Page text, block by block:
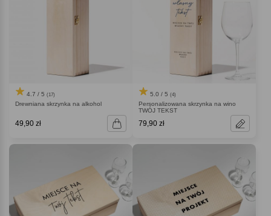
4.7 / 5 (17)
Drewniana skrzynka na alkohol
49,90 zł
5.0 / 5 (4)
Personalizowana skrzynka na wino
TWÓJ TEKST
79,90 zł